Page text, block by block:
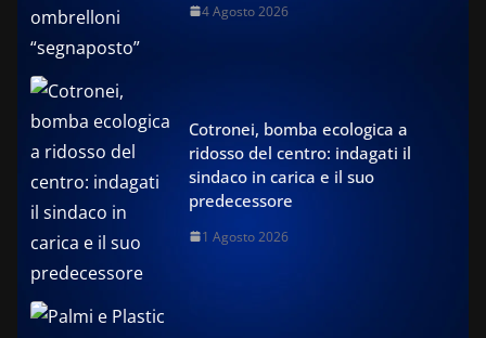
4 Agosto 2026
Cotronei, bomba ecologica a
ridosso del centro: indagati il
sindaco in carica e il suo
predecessore
1 Agosto 2026